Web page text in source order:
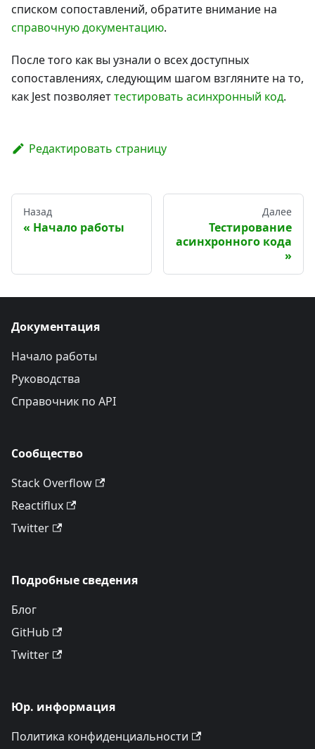
списком сопоставлений, обратите внимание на
справочную документацию.
После того как вы узнали о всех доступных
сопоставлениях, следующим шагом взгляните на то,
как Jest позволяеттестировать асинхронный код.
Редактировать страницу
Назад
Начало работы
Далее
Тестирование
асинхронного кода
Документация
Начало работы
Руководства
Справочник по API
Сообщество
Stack Overflow
Reactiflux
Twitter
Подробные сведения
Блог
GitHub
Twitter
Юр. информация
Политика конфиденциальности